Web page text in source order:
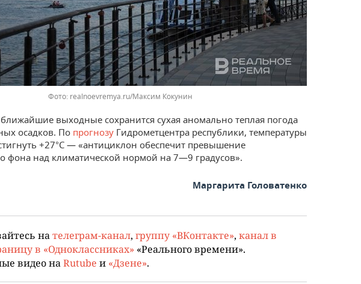
realnoevremya.ru/Максим Кокунин
ближайшие выходные сохранится сухая аномально теплая погода
осадков. По прогнозу Гидрометцентра республики, температуры
+27°С — «антициклон обеспечит превышение
фона над климатической нормой на 7—9 градусов».
Маргарита Головатенко
нателеграм-канал, группу «ВКонтакте», канал в
в «Одноклассниках» «Реального времени».
видео наRutube и «Дзене».